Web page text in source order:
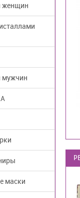
женщин
мужчин
маски